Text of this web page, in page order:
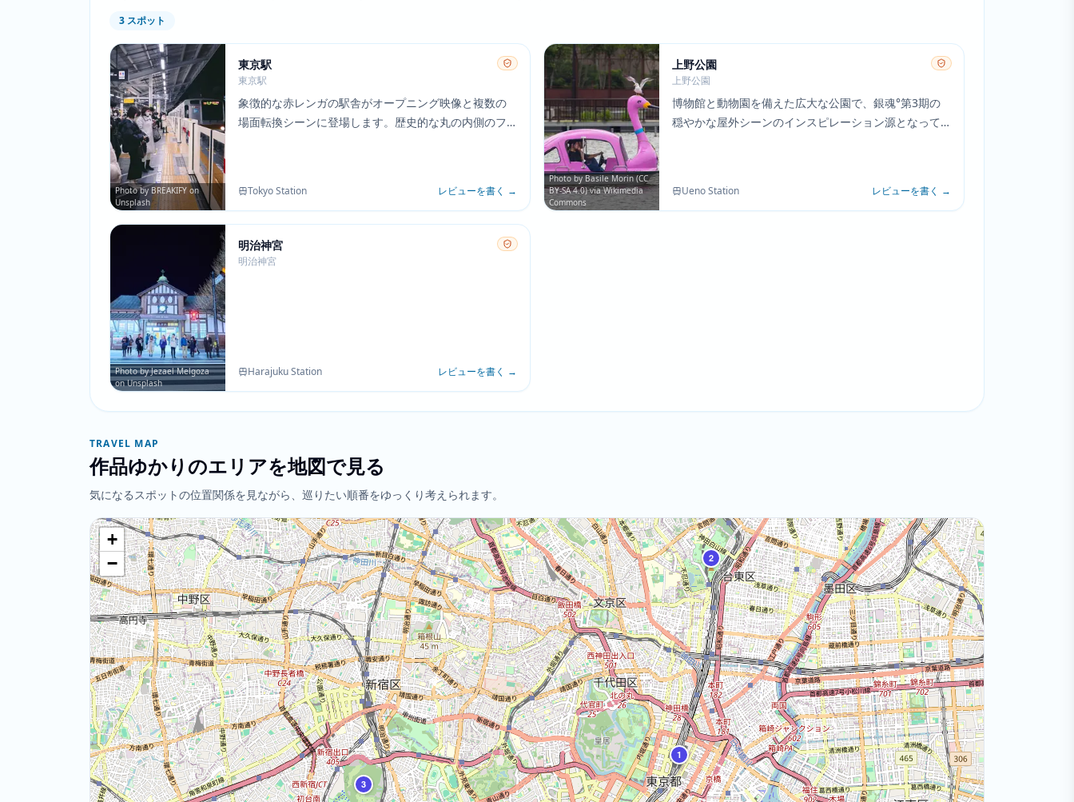
3 スポット
Photo by BREAKIFY on
Unsplash
東京駅
東京駅
象徴的な赤レンガの駅舎がオープニング映像と複数の
場面転換シーンに登場します。歴史的な丸の内側のフ
Tokyo Station レビューを書く →
Photo by Basile Morin (CC
BY-SA 4.0) via Wikimedia
Commons
上野公園
上野公園
博物館と動物園を備えた広大な公園で、銀魂°第3期の
穏やかな屋外シーンのインスピレーション源となって
Ueno Station レビューを書く →
Photo by Jezael Melgoza
on Unsplash
明治神宮
明治神宮
Harajuku Station レビューを書く →
TRAVEL MAP
作品ゆかりのエリアを地図で見る
気になるスポットの位置関係を見ながら、巡りたい順番をゆっくり考えられます。
1
2
3
+
−